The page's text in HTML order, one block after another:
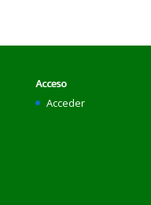
Acceso
Acceder